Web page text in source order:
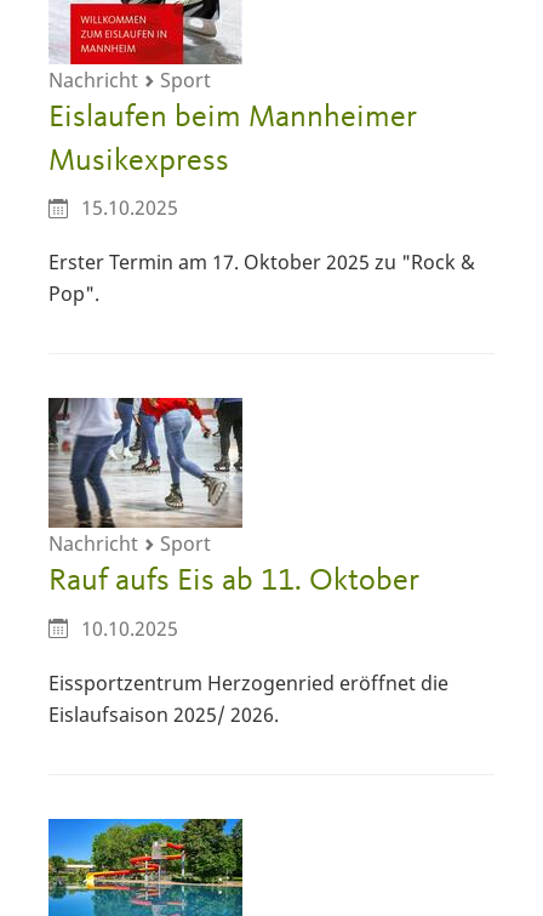
Nachricht Sport
Eislaufen beim Mannheimer
Musikexpress
15.10.2025
Erster Termin am 17. Oktober 2025 zu "Rock &
Pop".
Nachricht Sport
Rauf aufs Eis ab 11. Oktober
10.10.2025
Eissportzentrum Herzogenried eröffnet die
Eislaufsaison 2025/ 2026.